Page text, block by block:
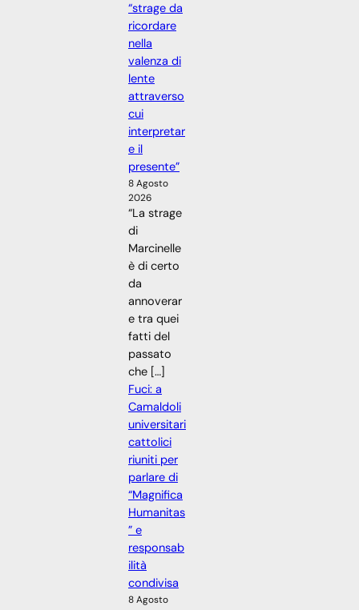
“strage da
ricordare
nella
valenza di
lente
attraverso
cui
interpretar
e il
presente”
8 Agosto
2026
“La strage
di
Marcinelle
è di certo
da
annoverar
e tra quei
fatti del
passato
che […]
Fuci: a
Camaldoli
universitari
cattolici
riuniti per
parlare di
“Magnifica
Humanitas
” e
responsab
ilità
condivisa
8 Agosto